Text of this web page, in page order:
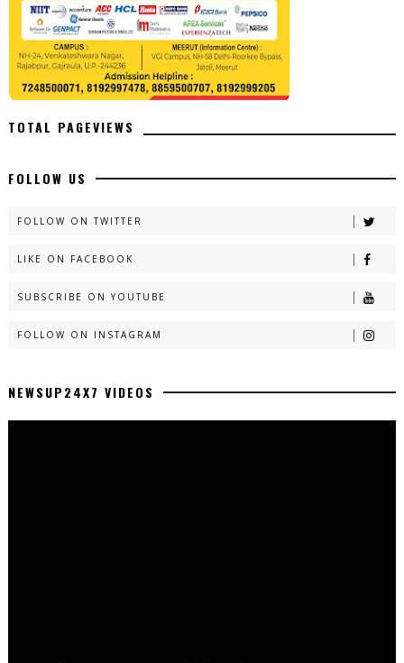
TOTAL PAGEVIEWS
FOLLOW US
FOLLOW ON TWITTER
LIKE ON FACEBOOK
SUBSCRIBE ON YOUTUBE
FOLLOW ON INSTAGRAM
NEWSUP24X7 VIDEOS